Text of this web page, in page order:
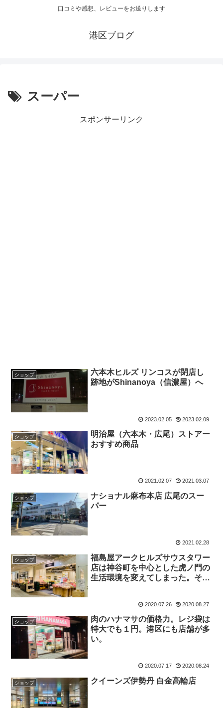
口コミや感想、レビューをお送りします
港区ブログ
スーパー
スポンサーリンク
ショップ
六本木ヒルズ リンコスが閉店し
跡地がShinanoya（信濃屋）へ
2023.02.05 2023.02.09
ショップ
明治屋（六本木・広尾）ストアー
おすすめ商品
2021.02.07 2021.03.07
ショップ
ナショナル麻布本店 広尾のスー
パー
2021.02.28
ショップ
福島屋アークヒルズサウスタワー
店は神谷町を中心とした虎ノ門の
生活環境を変えてしまった。それ
神谷町のスーパーの歴史を紐解い
てみよう。
2020.07.26 2020.08.27
ショップ
肉のハナマサの価格力。レジ袋は
特大でも１円。港区にも店舗が多
い。
2020.07.17 2020.08.24
ショップ クイーンズ伊勢丹 白金高輪店